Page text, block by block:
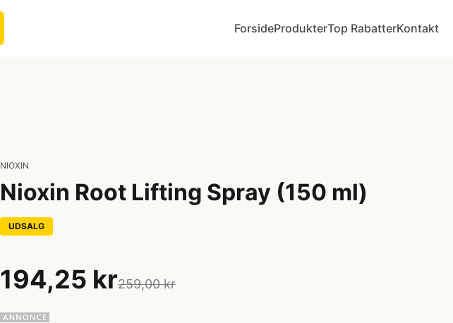
ForsideProdukterTop RabatterKontakt
NIOXIN
Nioxin Root Lifting Spray (150 ml)
UDSALG
194,25 kr259,00 kr